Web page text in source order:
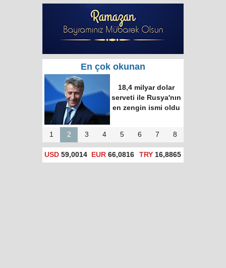
En çok okunan
Putin ve Erdoğan
Time dergisinin
"dünyanın en etkili
100 ismi" listesine
girdi
1 2 3 4 5 6 7 8
USD 59,0014 EUR 66,0816 TRY16,8865